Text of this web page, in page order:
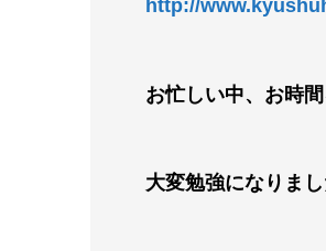
http://
お忙しい中、お時
大変勉強になりまし